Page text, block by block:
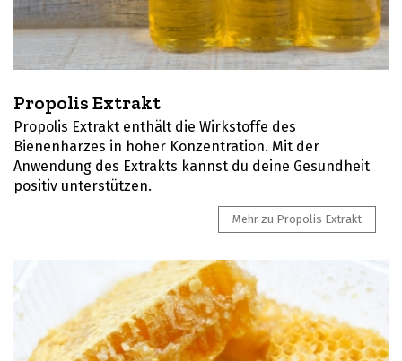
Propolis Extrakt
Propolis Extrakt enthält die Wirkstoffe des
Bienenharzes in hoher Konzentration. Mit der
Anwendung des Extrakts kannst du deine Gesundheit
positiv unterstützen.
Mehr zu Propolis Extrakt